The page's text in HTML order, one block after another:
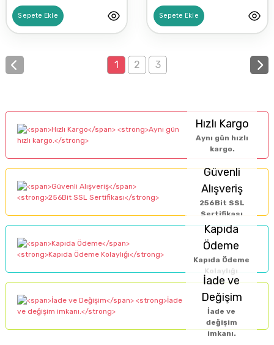
Sepete Ekle Sepete Ekle
1 2 3
Hızlı Kargo
Aynı gün hızlı
kargo.
Güvenli
Alışveriş
256Bit SSL
Sertifikası
Kapıda
Ödeme
Kapıda Ödeme
Kolaylığı
İade ve
Değişim
İade ve
değişim
imkanı.